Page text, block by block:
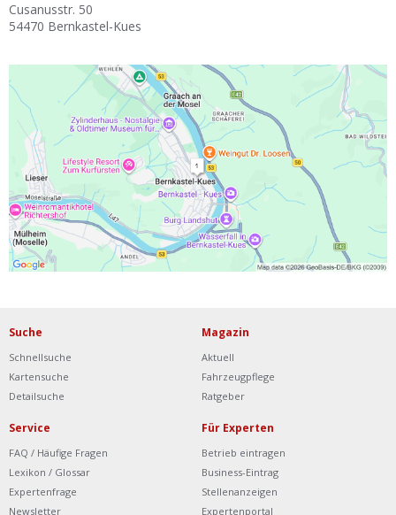
Lexikon
Ist Ihre Werkstatt schon dabei?
Kostenlos eintragen
Werkstatt Login
Cusanusstr. 50
54470 Bernkastel-Kues
Suche
Schnellsuche
Kartensuche
Detailsuche
Magazin
Aktuell
Fahrzeugpflege
Ratgeber
Service
FAQ / Häufige Fragen
Lexikon / Glossar
Expertenfrage
Newsletter
Für Experten
Betrieb eintragen
Business-Eintrag
Stellenanzeigen
Expertenportal